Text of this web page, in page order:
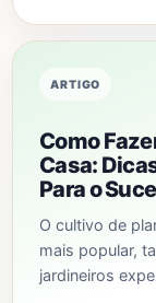
ARTIGO
Como
Casa:
Para o
O cultivo de
mais popular,
jardineiros